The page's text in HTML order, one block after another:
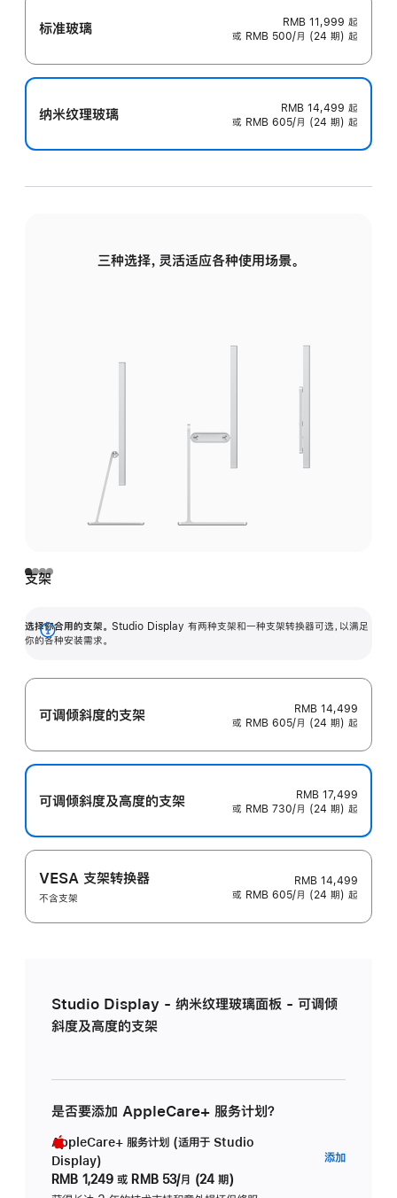
标准玻璃 RMB 11,999 起
或 RMB 500/月 (24 期) 起
纳米纹理玻璃 RMB 14,499 起
或 RMB 605/月 (24 期) 起
三种选择，灵活适应各种使用场景。
支架
选择你合用的支架。 Studio Display 有两种支架和一种支架转换器可选，以满足
你的各种安装需求。
展
可调倾斜度的支架
RMB 14,499
或 RMB 605/月 (24 期) 起
可调倾斜度及高‍度的支‍架
RMB 17,499
或 RMB 730/月 (24 期) 起
VESA 支架转换器
不含支架
RMB 14,499
或 RMB 605/月 (24 期) 起
Studio Display - 纳米纹理玻璃面板 - 可调倾
斜度及高度的支架
是否要添加 AppleCare+ 服务计划？
AppleCare+ 服务计划 (适用于 Studio
Display)
RMB 1,249 或 RMB 53/月 (24 期)
添加